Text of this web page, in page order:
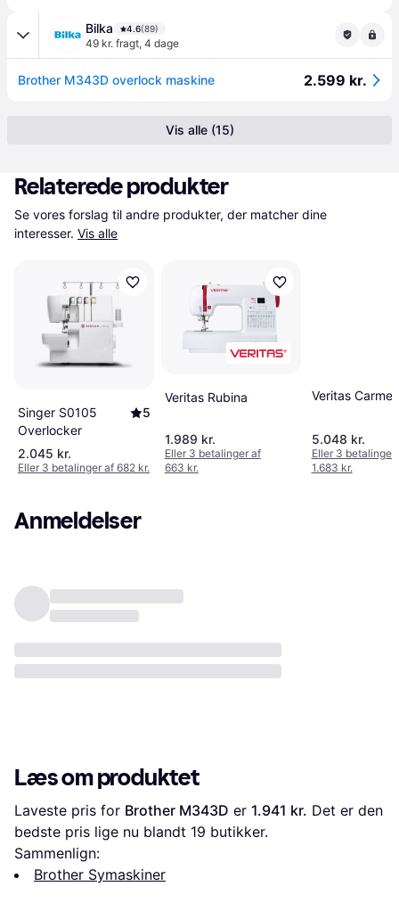
Bilka 4.6(89)
49 kr. fragt, 4 dage
Brother M343D overlock maskine 2.599 kr.
Vis alle (15)
Relaterede produkter
Se vores forslag til andre produkter, der matcher dine
interesser. Vis alle
Singer S0105
Overlocker
5
2.045 kr.
Eller 3 betalinger af 682 kr.
Veritas Rubina
1.989 kr.
Eller 3 betalinger af
663 kr.
Veritas Carmen
5.048 kr.
Eller 3 betalinger
1.683 kr.
Anmeldelser
Læs om produktet
Laveste pris for Brother M343D er 1.941 kr. Det er den
bedste pris lige nu blandt 19 butikker.
Sammenlign:
Brother Symaskiner